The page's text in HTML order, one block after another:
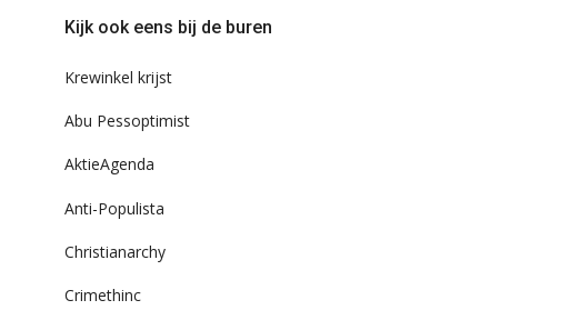
ons
Kijk ook eens bij de buren
Krewinkel krijst
Abu Pessoptimist
AktieAgenda
Anti-Populista
Christianarchy
Crimethinc